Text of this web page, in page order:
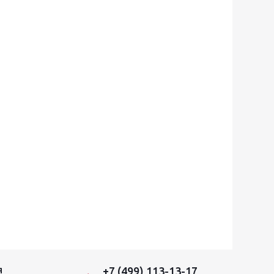
+7 (499) 113-13-17